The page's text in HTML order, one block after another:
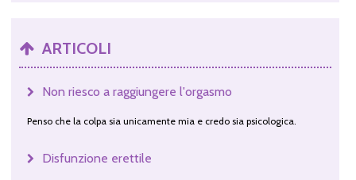
ARTICOLI
Non riesco a raggiungere l'orgasmo
Penso che la colpa sia unicamente mia e credo sia psicologica.
Disfunzione erettile